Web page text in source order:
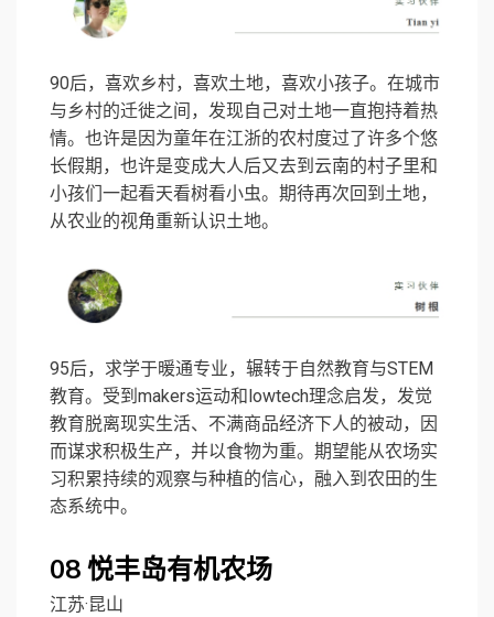
90后，喜欢乡村，喜欢土地，喜欢小孩子。在城市
与乡村的迁徙之间，发现自己对土地一直抱持着热
情。也许是因为童年在江浙的农村度过了许多个悠
长假期，也许是变成大人后又去到云南的村子里和
小孩们一起看天看树看小虫。期待再次回到土地，
从农业的视角重新认识土地。
95后，求学于暖通专业，辗转于自然教育与STEM
教育。受到makers运动和lowtech理念启发，发觉
教育脱离现实生活、不满商品经济下人的被动，因
而谋求积极生产，并以食物为重。期望能从农场实
习积累持续的观察与种植的信心，融入到农田的生
态系统中。
08悦丰岛有机农场
江苏·昆山